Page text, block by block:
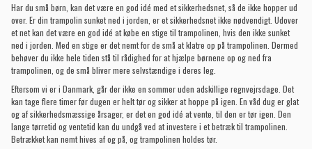
Har du små børn, kan det være en god idé med et sikkerhedsnet, så de ikke hopper ud
over. Er din trampolin sunket ned i jorden, er et sikkerhedsnet ikke nødvendigt. Udover
et net kan det være en god idé at købe en stige til trampolinen, hvis den ikke sunket
ned i jorden. Med en stige er det nemt for de små at klatre op på trampolinen. Dermed
behøver du ikke hele tiden stå til rådighed for at hjælpe børnene op og ned fra
trampolinen, og de små bliver mere selvstændige i deres leg.
Eftersom vi er i Danmark, går der ikke en sommer uden adskillige regnvejrsdage. Det
kan tage flere timer før dugen er helt tør og sikker at hoppe på igen. En våd dug er glat
og af sikkerhedsmæssige årsager, er det en god idé at vente, til den er tør igen. Den
lange tørretid og ventetid kan du undgå ved at investere i et betræk til trampolinen.
Betrækket kan nemt hives af og på, og trampolinen holdes tør.